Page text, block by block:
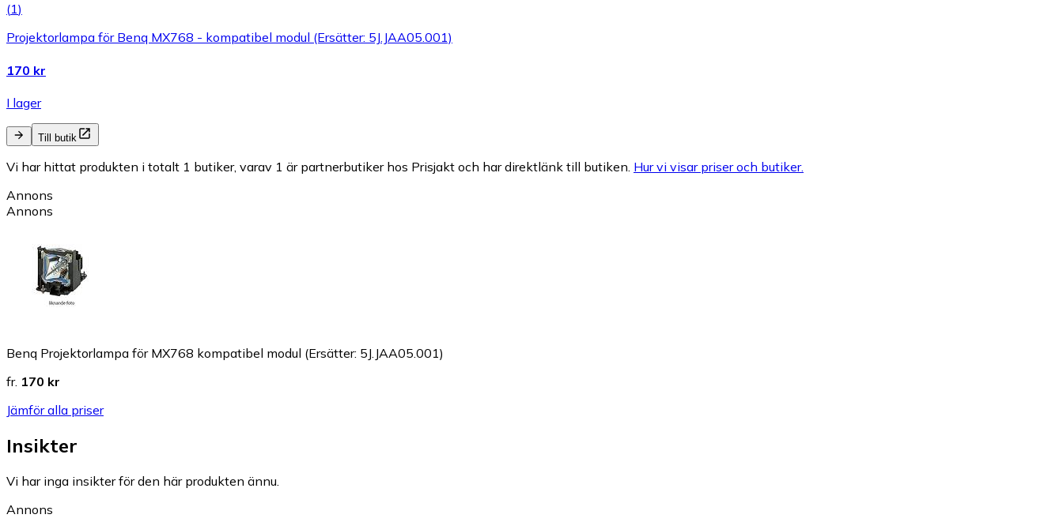
(1)
Projektorlampa för Benq MX768 - kompatibel modul (Ersätter: 5J.JAA05.001)
170 kr
I lager
Till butik
Vi har hittat produkten i totalt 1 butiker, varav 1 är partnerbutiker hos Prisjakt och har direktlänk till butiken. Hur vi visar priser och butiker.
Annons
Annons
Benq Projektorlampa för MX768 kompatibel modul (Ersätter: 5J.JAA05.001)
fr. 170 kr
Jämför alla priser
Insikter
Vi har inga insikter för den här produkten ännu.
Annons